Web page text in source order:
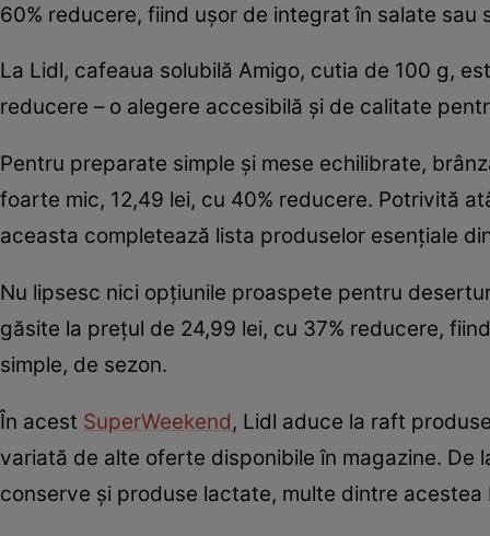
60% reducere, fiind ușor de integrat în salate sau
La Lidl, cafeaua solubilă Amigo, cutia de 100 g,
reducere – o alegere accesibilă și de calitate
Pentru preparate simple și mese echilibrate,
foarte mic, 12,49 lei, cu 40% reducere. Potrivită
aceasta completează lista produselor esențiale
Nu lipsesc nici opțiunile proaspete pentru
găsite la prețul de 24,99 lei, cu 37% reducere,
simple, de sezon.
În acest SuperWeekend, Lidl aduce la raft
variată de alte oferte disponibile în magazine.
conserve și produse lactate, multe dintre